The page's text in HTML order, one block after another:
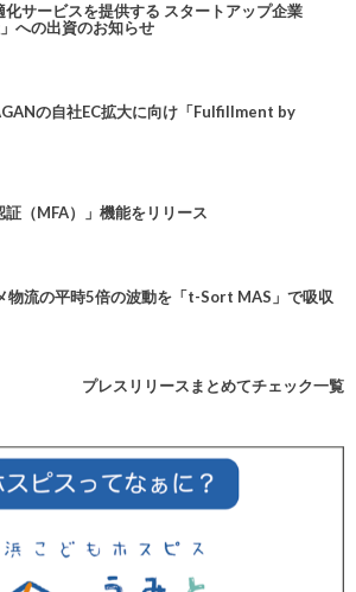
サービスを提供する スタートアップ企業
への出資のお知らせ
の自社EC拡大に向け「Fulfillment by
（MFA）」機能をリリース
物流の平時5倍の波動を「t-Sort MAS」で吸収
プレスリリースまとめてチェック一覧